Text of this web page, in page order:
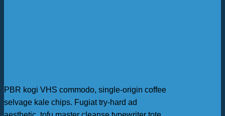
PBR kogi VHS commodo, single-origin coffee
selvage kale chips. Fugiat try-hard ad